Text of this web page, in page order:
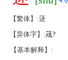
【繁体】:蒁
【异体字】:荗?
【基本解释】: